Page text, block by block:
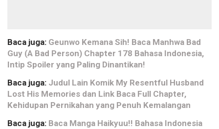
Baca juga: Geunwo Kemana Sih! Baca Manhwa Bad
Guy (A Bad Person) Chapter 178 Bahasa Indonesia,
Intip Spoiler yang Paling Dinantikan!
Baca juga: Judul Lain Komik My Resentful Husband
Lost His Memories dan Link Baca Full Chapter,
Kehidupan Pernikahan yang Penuh Kemalangan
Baca juga: Baca Manga Haikyuu!! Bahasa Indonesia